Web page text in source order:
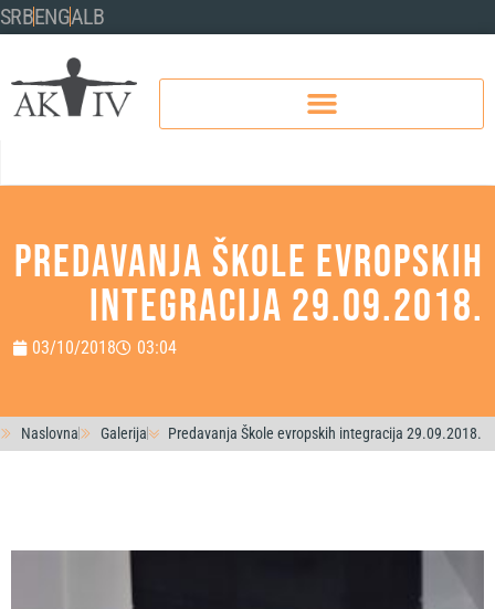
SRBENGALB
Predavanja Škole evropskih
integracija 29.09.2018.
03/10/2018 03:04
Naslovna Galerija Predavanja Škole evropskih integracija 29.09.2018.